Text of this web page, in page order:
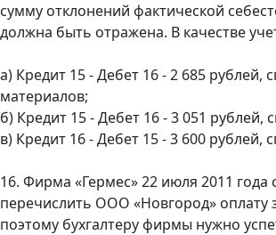
сумму отклонений фактической
должна быть отражена. В качестве
а) Кредит 15 - Дебет 16 - 2 685
материалов;
б) Кредит 15 - Дебет 16 - 3 051
в) Кредит 16 - Дебет 15 - 3 600
16. Фирма «Гермес» 22 июля 2011
перечислить ООО «Новгород» оплату
поэтому бухгалтеру фирмы нужно